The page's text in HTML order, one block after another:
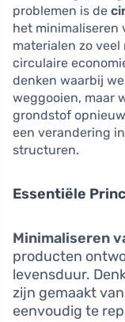
problemen is de
het minimaliseren
materialen zo
circulaire
denken waarbij
weggooien, maar
grondstof
een verandering
structuren.
Essentiële
Minimaliseren
producten
levensduur.
zijn gemaakt
eenvoudig te